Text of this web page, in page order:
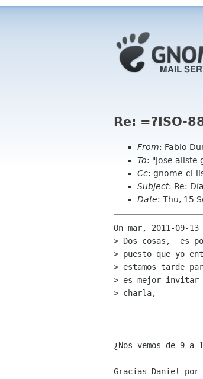
Re: =?ISO-
From: Fabio
To: "jose aliste
Cc: gnome-cl-
Subject: Re:
Date: Thu, 15
On mar, 2011-09-
> Dos cosas,  es
> puesto que yo
> estamos tarde
> es mejor invitar
> charla,
¿Nos vemos de 9 a
Gracias Daniel